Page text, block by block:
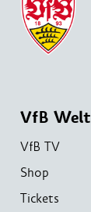
VfB Welt
VfB TV
Shop
Tickets